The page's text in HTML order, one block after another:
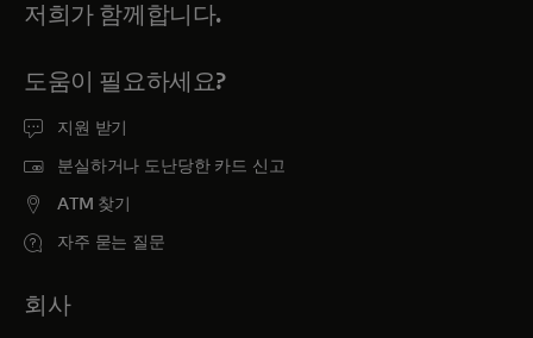
저희가 함께합니다.
도움이 필요하세요?
지원 받기
분실하거나 도난당한 카드 신고
ATM 찾기
자주 묻는 질문
회사